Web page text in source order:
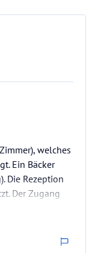
welches
Ein Bäcker
Die Rezeption
Der Zugang
im Hotel nur
oder Getränke